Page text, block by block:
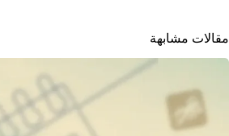
مقالات مشابهة